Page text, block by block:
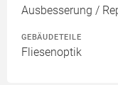
Ausbesserung /
GEBÄUDETEILE
Fliesenoptik